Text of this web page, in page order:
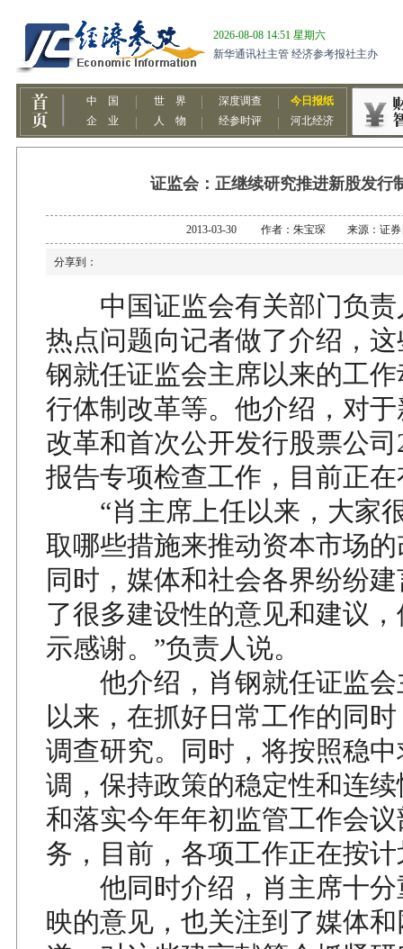
证监会：正继续研究推进新股发行
2013-03-30 作者：朱宝琛 来源：证券
分享到：
中国证监会有关部门负责
热点问题向记者做了介绍，
钢就任证监会主席以来的工
行体制改革等。他介绍，对
改革和首次公开发行股票公司
报告专项检查工作，目前正
“肖主席上任以来，大家
取哪些措施来推动资本市场
同时，媒体和社会各界纷纷
了很多建设性的意见和建议
示感谢。”负责人说。
他介绍，肖钢就任证监会
以来，在抓好日常工作的同
调查研究。同时，将按照稳
调，保持政策的稳定性和连
和落实今年年初监管工作会
务，目前，各项工作正在按
他同时介绍，肖主席十分
映的意见，也关注到了媒体